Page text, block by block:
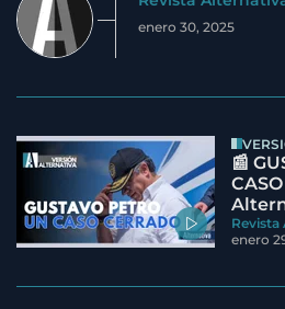
enero 30, 2025
📰
Revista
enero